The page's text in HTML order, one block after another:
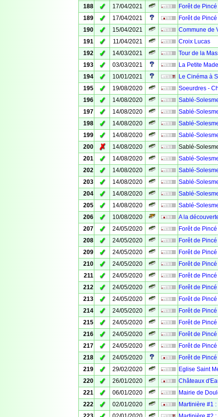
188
✓ 17/04/2021
Forêt de
189
✓ 17/04/2021
Forêt de
190
✓ 15/04/2021
Commune de
191
✓ 11/04/2021
Croix Lucas
192
✓ 14/03/2021
Tour de la
193
✓ 03/03/2021
La Petite
194
✓ 10/01/2021
Le Cinéma à
195
✓ 19/08/2020
Soeurdres -
196
✓ 14/08/2020
Sablé-
197
✓ 14/08/2020
Sablé-
198
✓ 14/08/2020
Sablé-
199
✓ 14/08/2020
Sablé-
200
✗ 14/08/2020
Sablé-
201
✓ 14/08/2020
Sablé-
202
✓ 14/08/2020
Sablé-
203
✓ 14/08/2020
Sablé-
204
✓ 14/08/2020
Sablé-
205
✓ 14/08/2020
Sablé-
206
✓ 10/08/2020
A la
207
✓ 24/05/2020
Forêt de
208
✓ 24/05/2020
Forêt de
209
✓ 24/05/2020
Forêt de
210
✓ 24/05/2020
Forêt de
211
✓ 24/05/2020
Forêt de
212
✓ 24/05/2020
Forêt de
213
✓ 24/05/2020
Forêt de
214
✓ 24/05/2020
Forêt de
215
✓ 24/05/2020
Forêt de
216
✓ 24/05/2020
Forêt de
217
✓ 24/05/2020
Forêt de
218
✓ 24/05/2020
Forêt de
219
✓ 29/02/2020
Eglise Saint
220
✓ 26/01/2020
Châteaux
221
✓ 06/01/2020
Mairie de
222
✓ 02/01/2020
Martinière #1